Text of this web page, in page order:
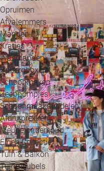
Opruimen
Afvalemmers
Manden
Kratjes
Wasmanden
Opbergboxen
Schoonmaken
Zeeppompjes
Schoonmaakmiddelen
Afdruiprekken
Meubelonderhoud
Eigen Collectie
Tuin & Balkon
Tuinmeubels